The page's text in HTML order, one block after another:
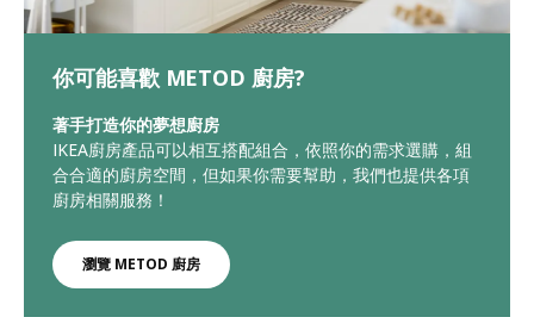
你可能喜歡 METOD 廚房?
著手打造你的夢想廚房
IKEA廚房產品可以相互搭配組合，依照你的需求選購，組
合合適的廚房空間，但如果你需要幫助，我們也提供各項
廚房相關服務！
瀏覽 METOD 廚房